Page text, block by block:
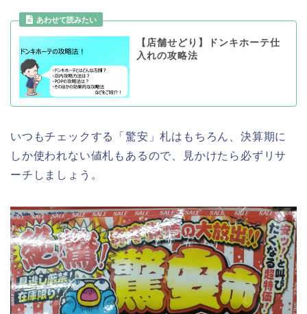
【店舗せどり】ドンキホーテ仕
入れの攻略法
いつもチェックする「驚安」札はもちろん、決算期に
しか使われない値札もあるので、見かけたら必ずリサ
ーチしましょう。